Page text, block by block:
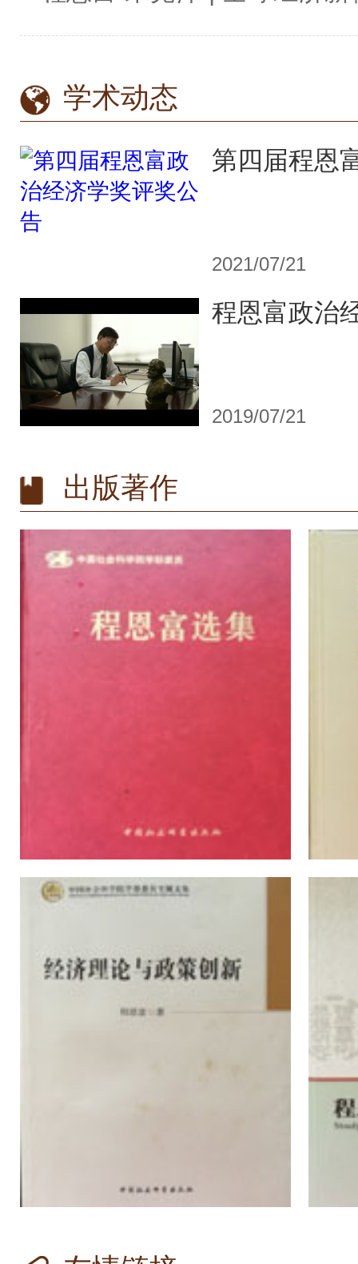
学术动态
2021/07/21
程恩富政治
2019/07/21
出版著作